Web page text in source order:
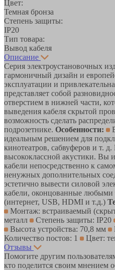
Цвет:
Темная бронза
Степень защиты:
IP20
Тип товара:
Вывод кабеля
Описание
Серия электроустановочных
гармоничный дизайн и
эксплуатации и
представляет собой
отверстием в нижней части,
выведения кабеля скрытой
возможность сделать
подрозетнике. Особенности:
идеальным решением для
кинотеатров, сабвуферов и т.
высококлассной акустики. Вы
кабели непосредственно к
ненужных дополнительных
эстетично вывести силовой
кабели, оконцованные любыми
(интернет, USB, HDMI и т.д.)
Монтаж: встраиваемый
металл
Степень защиты: IP20
Высота устройства: 70,8 мм
Количество постов: 1
Цвет:
Отзывы
Помогите другим
кто поделится своим мнением